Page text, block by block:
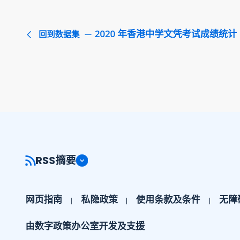
回到数据集 2020 年香港中学文凭考试成绩统计
RSS摘要
网页指南 私隐政策 使用条款及条件 无
由数字政策办公室开发及支援